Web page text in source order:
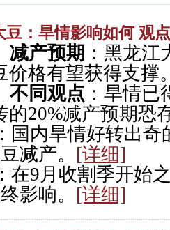
豆：旱情影响如何 观
减产预期 ：黑龙
价格有望获得支撑
不同观点 ：旱情
的20%减产预期恐
：国内旱情好转出
减产。 [详细]
：在9月收割季开始
影响。 [详细]